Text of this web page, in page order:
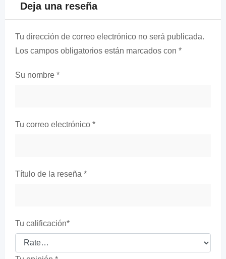
Deja una reseña
Tu dirección de correo electrónico no será publicada.
Los campos obligatorios están marcados con *
Su nombre *
Tu correo electrónico *
Título de la reseña *
Tu calificación*